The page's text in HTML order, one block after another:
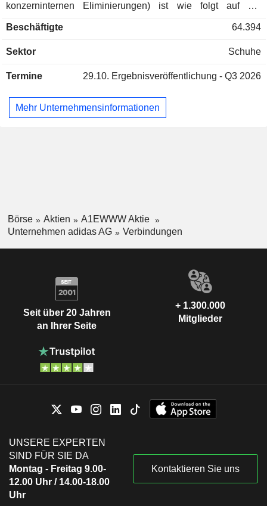
konzerninternen Eliminierungen) ist wie folgt auf die
Kleidung (34,7%); - Sportausrüstung (6,3%): Golfausrüstung
Weltmarktführer; TaylorMade und Maxfli), Golftaschen,
über ein Netzwerk von 2022 Geschäfte weltweit vermarktet.
folgt: Europa (33%), Nordamerika (20,5%), China (14,7%),
Lateinamerika (11,8%), Japan und Südkorea (5,9%) und
Beschäftigte 64.394
Sektor Schuhe
Termine 29.10. Ergebnisveröffentlichung - Q3 2026
Mehr Unternehmensinformationen
Börse Aktien
A1EWWW Aktie
Unternehmen adidas AG
Verbindungen
Seit über 20 Jahren
an Ihrer Seite
+ 1.300.000
Mitglieder
UNSERE EXPERTEN
SIND FÜR SIE DA
Montag - Freitag 9.00-
12.00 Uhr / 14.00-18.00
Uhr
Kontaktieren Sie uns